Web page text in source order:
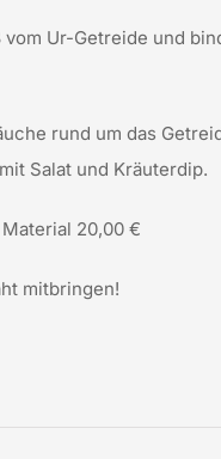
Ur-Getreide und
rund um das
Salat und Kräuterdip.
20,00 €
mitbringen!